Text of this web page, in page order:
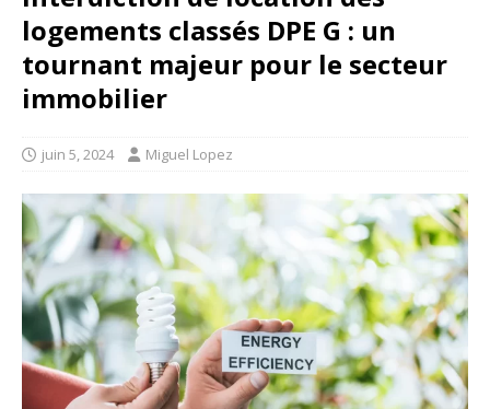
logements classés DPE G : un
tournant majeur pour le secteur
immobilier
juin 5, 2024 Miguel Lopez